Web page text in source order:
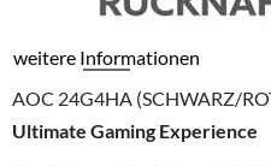
weitere Informationen
AOC 24G4HA (SCHWARZ/
Ultimate Gaming Experience